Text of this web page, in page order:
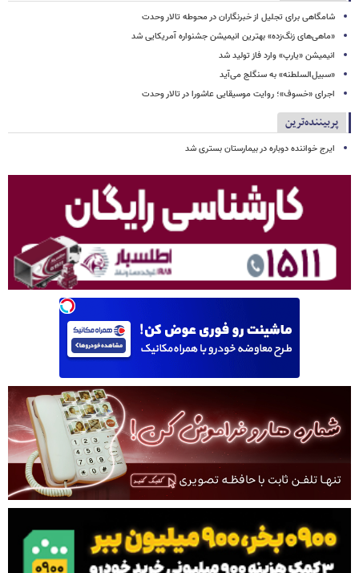
شامگاهی برای تجلیل از خبرنگاران در محوطه تالار وحدت
«ماهی‌های زنگ‌زده» بهترین انیمیشن جشنواره آمریکایی شد
انیمیشن «یارپ» وارد فاز تولید شد
«سبیل‌السلطنه» به سنگلج می‌آید
اجرای «خسوف»؛ روایت موسیقایی عاشورا در تالار وحدت
پربیننده‌ترین
ایرج خواننده دوباره در بیمارستان بستری شد